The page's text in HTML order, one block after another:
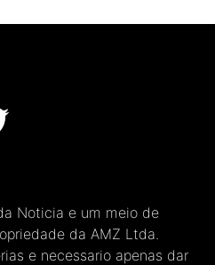
Noticia e um meio de
da AMZ Ltda.
e necessario apenas dar